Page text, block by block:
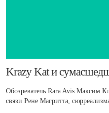
Krazy Kat и
Обозреватель Rara Avis Максим
связи Рене Магритта,